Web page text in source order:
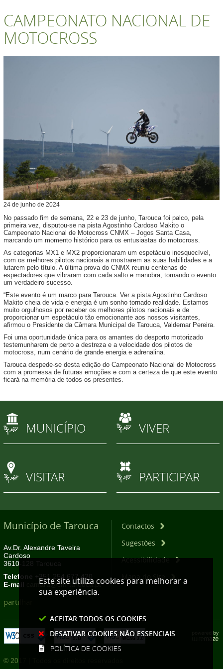
CAMPEONATO NACIONAL DE
MOTOCROSS
24 de junho de 2024
No passado fim de semana, 22 e 23 de junho, Tarouca foi palco, pela
primeira vez, disputou-se na pista Agostinho Cardoso Makito o
Campeonato Nacional de Motocross CNMX – Jogos Santa Casa,
marcando um momento histórico para os entusiastas do motocross.
As categorias MX1 e MX2 proporcionaram um espetáculo inesquecível,
com os melhores pilotos nacionais a mostrarem as suas habilidades e a
lutarem pelo título. A última prova do CNMX reuniu centenas de
espectadores que vibraram com cada salto e manobra, tornando o evento
um verdadeiro sucesso.
“Este evento é um marco para Tarouca. Ver a pista Agostinho Cardoso
Makito cheia de vida e energia é um sonho tornado realidade. Estamos
muito orgulhosos por receber os melhores pilotos nacionais e de
proporcionar um espetáculo tão emocionante aos nossos visitantes,
afirmou o Presidente da Câmara Municipal de Tarouca, Valdemar Pereira.
Foi uma oportunidade única para os amantes do desporto motorizado
testemunharem de perto a destreza e a velocidade dos pilotos de
motocross, num cenário de grande energia e adrenalina.
Tarouca despede-se desta edição do Campeonato Nacional de Motocross
com a promessa de futuras emoções e com a certeza de que este evento
ficará na memória de todos os presentes.
MUNICÍPIO VIVER
VISITAR PARTICIPAR
Município de Tarouca
Av.Dr. Alexandre Taveira
Cardoso
3610-128 Tarouca
Telefone +351 254 677 420
E-mail
camara@cm-tarouca.pt
Contactos
Sugestões
Acessibilidade
Mapa do Site
partilhar
© 2017 | Todos os direitos reservados
Este site utiliza cookies para melhorar a
sua experiência.
ACEITAR TODOS OS COOKIES
DESATIVAR COOKIES NÃO ESSENCIAIS
POLÍTICA DE COOKIES